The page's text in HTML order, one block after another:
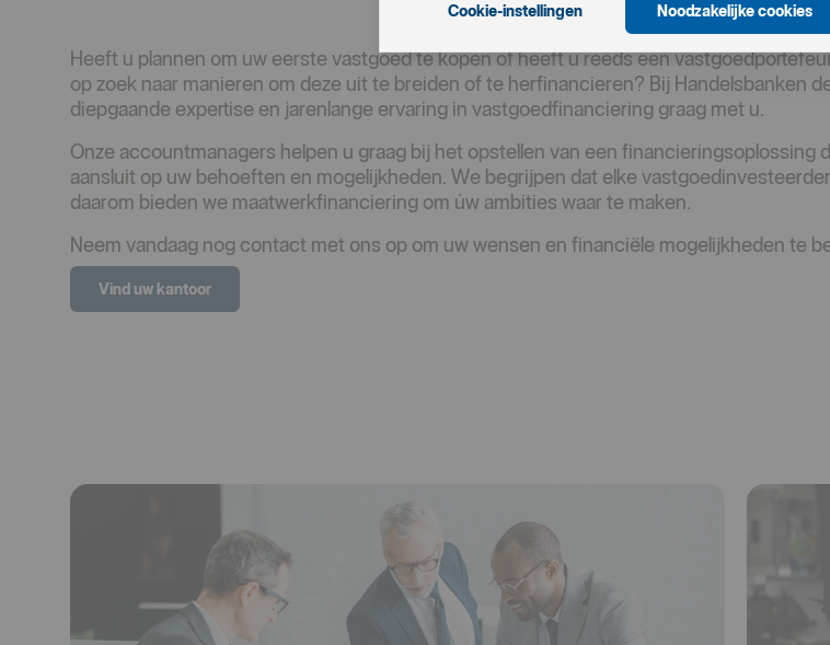
Cookie-instellingen Noodzakelijke cookies
Heeft u plannen om uw eerste vastgoed te kopen of heeft u reeds een
op zoek naar manieren om deze uit te breiden of te herfinancieren? Bij Handelsbanken
diepgaande expertise en jarenlange ervaring in vastgoedfinanciering graag met u.
Onze accountmanagers helpen u graag bij het opstellen van een financieringsoplossing
aansluit op uw behoeften en mogelijkheden. We begrijpen dat elke vastgoedinvesteerder
daarom bieden we maatwerkfinanciering om úw ambities waar te maken.
Neem vandaag nog contact met ons op om uw wensen en financiële mogelijkheden te
Vind uw kantoor